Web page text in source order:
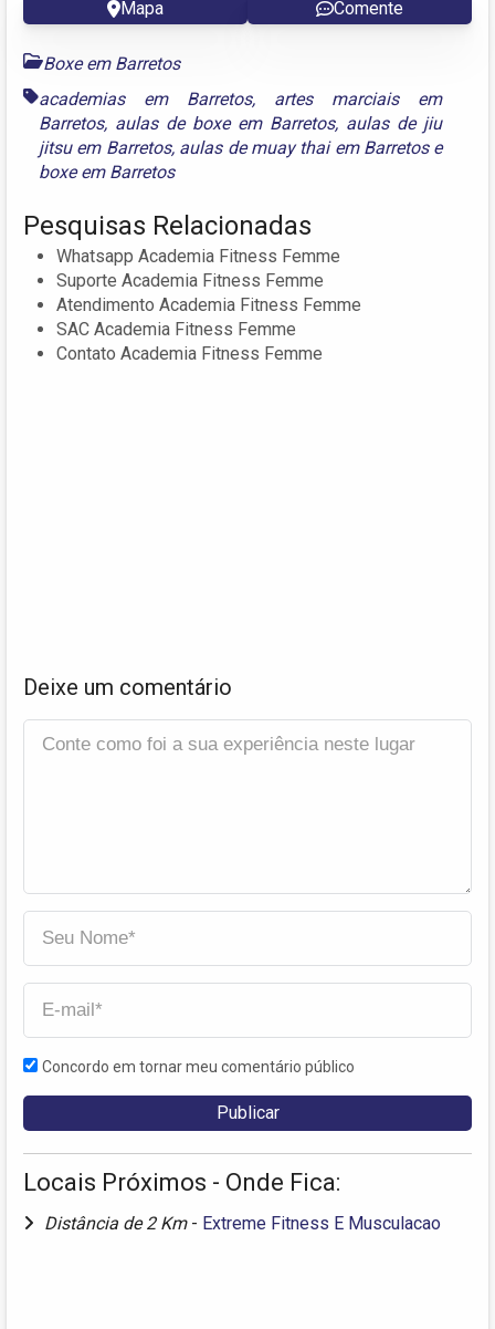
Mapa Comente
Boxe em Barretos
academias em Barretos, artes marciais em
Barretos, aulas de boxe em Barretos, aulas de jiu
jitsu em Barretos, aulas de muay thai em Barretose
boxe em Barretos
Pesquisas Relacionadas
Whatsapp Academia Fitness Femme
Suporte Academia Fitness Femme
Atendimento Academia Fitness Femme
SAC Academia Fitness Femme
Contato Academia Fitness Femme
Deixe um comentário
Concordo em tornar meu comentário público
Locais Próximos - Onde Fica:
Distância de 2 Km - Extreme Fitness E Musculacao